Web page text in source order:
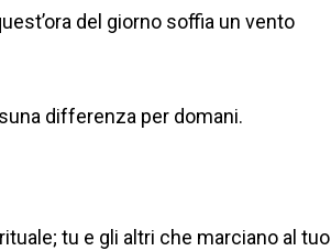
del giorno soffia un vento
differenza per domani.
tu e gli altri che marciano al tuo